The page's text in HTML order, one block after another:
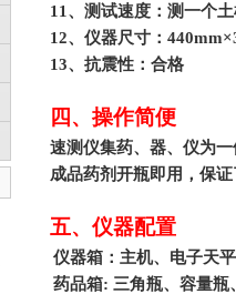
11 、测试速度：测一个
12、仪器尺寸：
13、抗震性：合格
四、操作简便
速测仪集药、器、仪为
成品药剂开瓶即用，保
五、仪器配置
仪器箱：主机、电子天
药品箱: 三角瓶、容量瓶